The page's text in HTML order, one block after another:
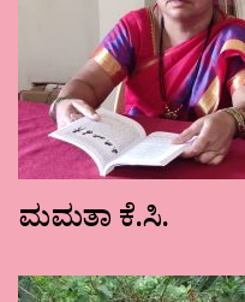
ಮಮತಾ ಕೆ.ಸಿ.